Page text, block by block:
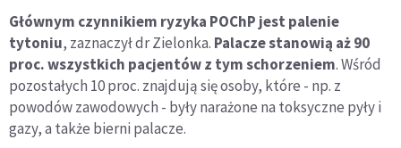
Głównym czynnikiem ryzyka POChP jest palenie
tytoniu, zaznaczył dr Zielonka. Palacze stanowią aż 90
proc. wszystkich pacjentów z tym schorzeniem. Wśród
pozostałych 10 proc. znajdują się osoby, które - np. z
powodów zawodowych - były narażone na toksyczne pyły i
gazy, a także bierni palacze.